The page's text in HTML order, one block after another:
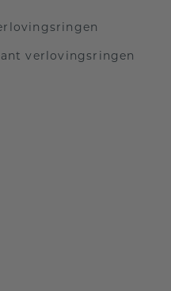
verlovingsringen